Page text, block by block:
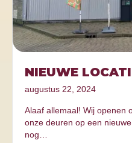
NIEUWE
augustus 22, 2024
Alaaf allemaal! Wij openen
onze deuren op een
nog…